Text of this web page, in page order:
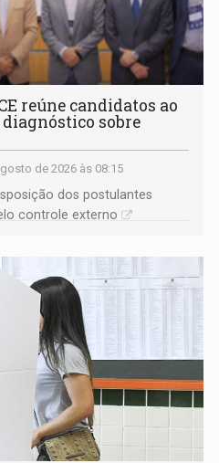
reúne candidatos ao
sobre
de 2026 às 08:15
dos postulantes
controle externo